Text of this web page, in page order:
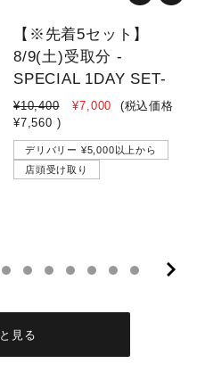
【※先着5セット】
8/9(土)受取分 -
SPECIAL 1DAY SET-
¥10,400 ¥7,000
(税込価格
¥7,560 )
デリバリー ¥5,000以上から
店頭受け取り
見る